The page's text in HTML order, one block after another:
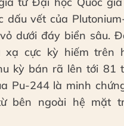
dấu vết của
dưới đáy biển sâu.
xạ cực kỳ hiếm trên
kỳ bán rã lên tới 81
Pu-244 là minh
bên ngoài hệ mặt